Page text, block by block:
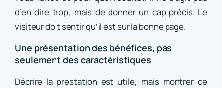
d’en dire trop, mais de donner un cap précis. Le
visiteur doit sentir qu’il est sur la bonne page.
Une présentation des bénéfices, pas
seulement des caractéristiques
Décrire la prestation est utile, mais montrer ce